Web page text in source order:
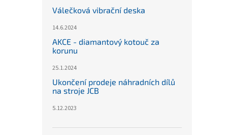
Válečková vibrační deska
14.6.2024
AKCE - diamantový kotouč za
korunu
25.1.2024
Ukončení prodeje náhradních dílů
na stroje JCB
5.12.2023